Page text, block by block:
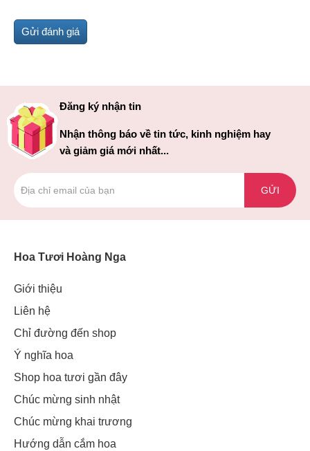
Đăng ký nhận tin
Nhận thông báo về tin tức, kinh nghiệm hay
và giảm giá mới nhất...
GỬI
Hoa Tươi Hoàng Nga
Giới thiệu
Liên hệ
Chỉ đường đến shop
Ý nghĩa hoa
Shop hoa tươi gần đây
Chúc mừng sinh nhật
Chúc mừng khai trương
Hướng dẫn cắm hoa